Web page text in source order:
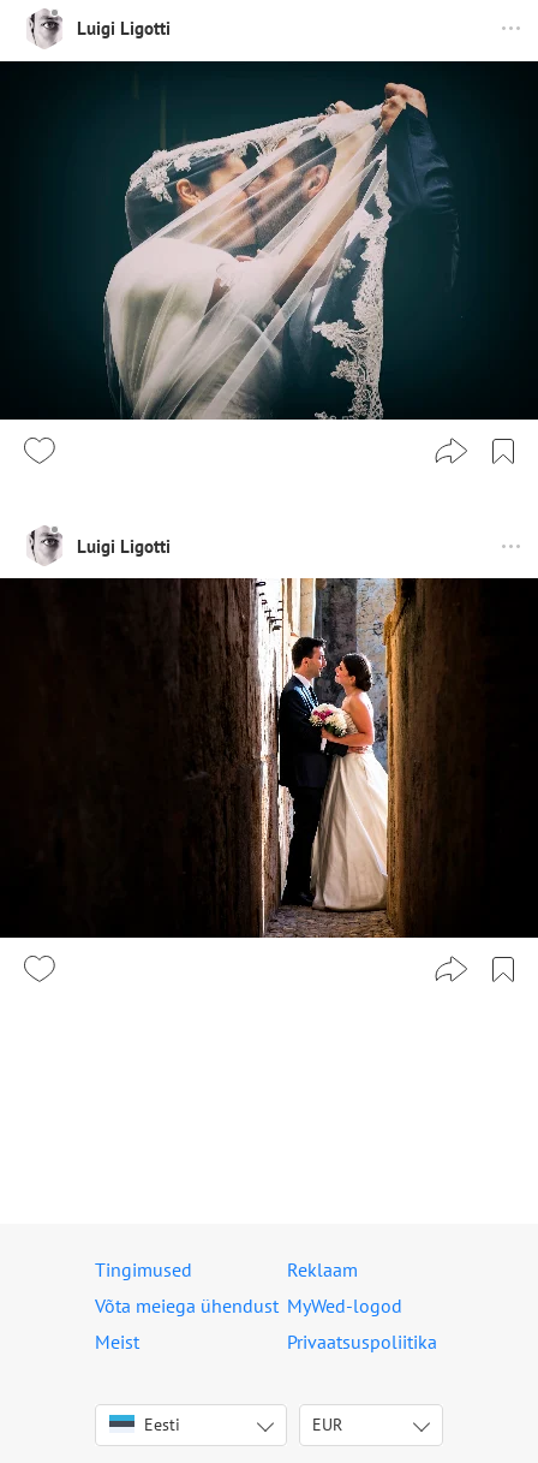
Luigi Ligotti
Luigi Ligotti
Tingimused
Reklaam
Võta meiega ühendust MyWed-logod
Meist
Privaatsuspoliitika
Eesti
English
EUR
USD